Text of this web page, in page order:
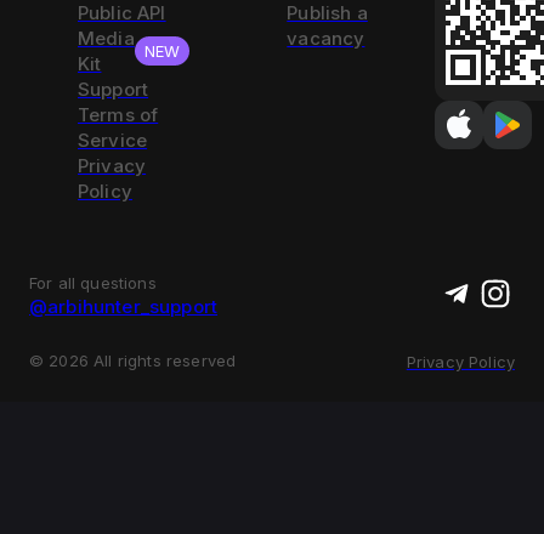
Public API
Media
Kit
NEW
Support
Terms of
Service
Privacy
Policy
Publish a
vacancy
For all questions
@arbihunter_support
© 2026 All rights reserved Privacy Policy